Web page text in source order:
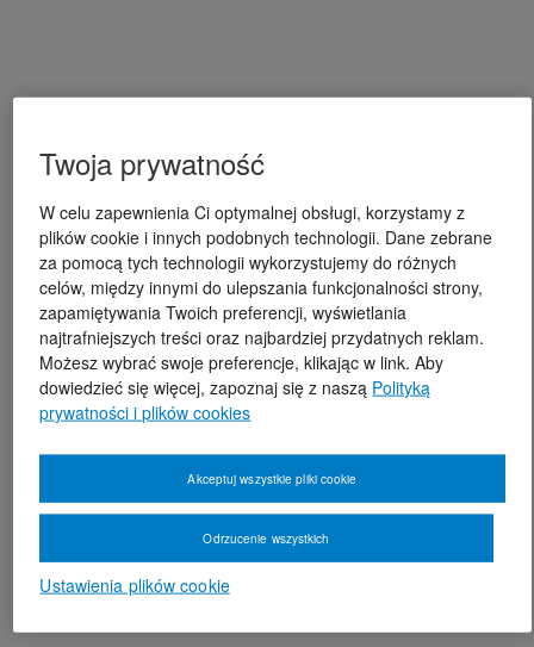
Twoja prywatność
W celu zapewnienia Ci optymalnej obsługi, korzystamy z
plików cookie i innych podobnych technologii. Dane zebrane
za pomocą tych technologii wykorzystujemy do różnych
celów, między innymi do ulepszania funkcjonalności strony,
zapamiętywania Twoich preferencji, wyświetlania
najtrafniejszych treści oraz najbardziej przydatnych reklam.
Możesz wybrać swoje preferencje, klikając w link. Aby
dowiedzieć się więcej, zapoznaj się z naszą Polityką
prywatności i plików cookies
Ustawienia plików cookie
Odrzucenie wszystkich
Akceptuj wszystkie pliki cookie